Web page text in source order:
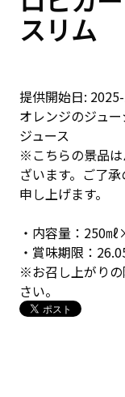
スリム
提供開始日:
オレンジのジュ
ジュース
※こちらの景品
ざいます。ご了
申し上げます。
・内容量：250
・賞味期限：
※お召し上がり
さい。